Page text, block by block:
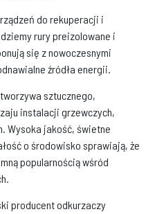
do rekuperacji i
rury preizolowane i
się z nowoczesnymi
źródła energii.
sztucznego,
instalacji grzewczych,
Wysoka jakość, świetne
o środowisko sprawiają, że
popularnością wśród
producent odkurzaczy